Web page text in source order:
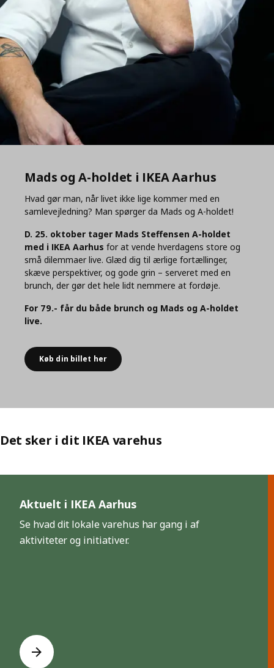
Mads og A-holdet i IKEA Aarhus
Hvad gør man, når livet ikke lige kommer med en
samlevejledning? Man spørger da Mads og A-holdet!
D. 25. oktober tager Mads Steffensen A-holdet
med i IKEA Aarhus for at vende hverdagens store og
små dilemmaer live. Glæd dig til ærlige fortællinger,
skæve perspektiver, og gode grin – serveret med en
brunch, der gør det hele lidt nemmere at fordøje.
For 79.- får du både brunch og Mads og A-holdet
live.
Køb din billet her
Det sker i dit IKEA varehus
Aktuelt i IKEA Aarhus
Se hvad dit lokale varehus har gang i af
aktiviteter og initiativer.